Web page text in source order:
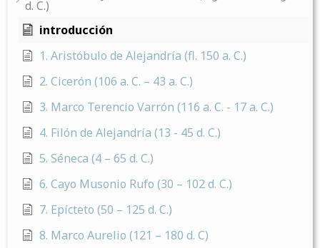
d. C.)
introducción
1. Aristóbulo de Alejandría (fl. 150 a. C.)
2. Cicerón (106 a. C. – 43 a. C.)
3. Marco Terencio Varrón (116 a. C. - 17 a. C.)
4. Filón de Alejandría (13 - 45 d. C.)
5. Séneca (4 – 65 d. C.)
6. Cayo Musonio Rufo (30 – 102 d. C.)
7. Epícteto (50 – 125 d. C.)
8. Marco Aurelio (121 – 180 d. C)